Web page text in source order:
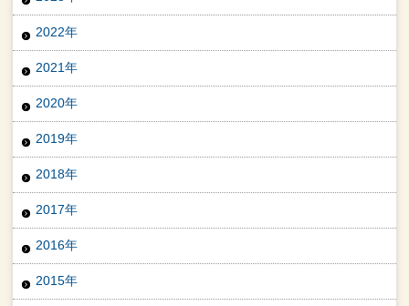
2022年
2021年
2020年
2019年
2018年
2017年
2016年
2015年